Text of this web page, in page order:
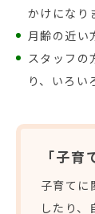
かけになり
月齢の近い
スタッフの
り、いろ
「子
子育てに
したり、